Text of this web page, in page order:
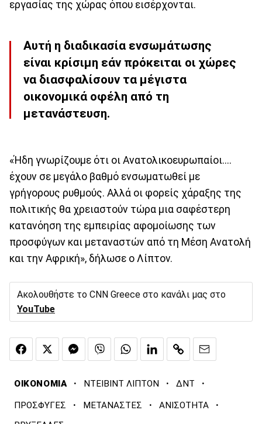
εργασίας της χώρας όπου εισέρχονται.
Αυτή η διαδικασία ενσωμάτωσης
είναι κρίσιμη εάν πρόκειται οι χώρες
να διασφαλίσουν τα μέγιστα
οικονομικά οφέλη από τη
μετανάστευση.
«Ήδη γνωρίζουμε ότι οι Ανατολικοευρωπαίοι....
έχουν σε μεγάλο βαθμό ενσωματωθεί με
γρήγορους ρυθμούς. Αλλά οι φορείς χάραξης της
πολιτικής θα χρειαστούν τώρα μια σαφέστερη
κατανόηση της εμπειρίας αφομοίωσης των
προσφύγων και μεταναστών από τη Μέση Ανατολή
και την Αφρική», δήλωσε ο Λίπτον.
Ακολουθήστε το CNN Greece στο κανάλι μας στο
YouTube
ΟΙΚΟΝΟΜΙΑ · ΝΤΕΙΒΙΝΤ ΛΙΠΤΟΝ · ΔΝΤ ·
ΠΡΟΣΦΥΓΕΣ · ΜΕΤΑΝΑΣΤΕΣ · ΑΝΙΣΟΤΗΤΑ ·